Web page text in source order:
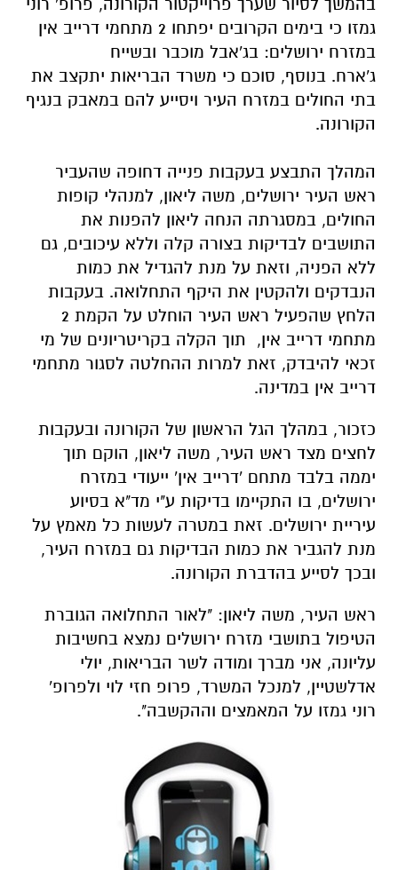
גמזו כי בימים הקרובים יפתחו 2 מתחמי דרייב אין
במזרח ירושלים: בג'אבל מוכבר ובשייח
ג'ארח. בנוסף, סוכם כי משרד הבריאות יתקצב את
בתי החולים במזרח העיר ויסייע להם במאבק בנגיף
הקורונה.
המהלך התבצע בעקבות פנייה דחופה שהעביר
ראש העיר ירושלים, משה ליאון, למנהלי קופות
החולים, במסגרתה הנחה ליאון להפנות את
התושבים לבדיקות בצורה קלה וללא עיכובים, גם
ללא הפניה, וזאת על מנת להגדיל את כמות
הנבדקים ולהקטין את היקף התחלואה. בעקבות
הלחץ שהפעיל ראש העיר הוחלט על הקמת 2
מתחמי דרייב אין, תוך הקלה בקריטריונים של מי
זכאי להיבדק, זאת למרות ההחלטה לסגור מתחמי
דרייב אין במדינה.
כזכור, במהלך הגל הראשון של הקורונה ובעקבות
לחצים מצד ראש העיר, משה ליאון, הוקם תוך
יממה בלבד מתחם 'דרייב אין' ייעודי במזרח
ירושלים, בו התקיימו בדיקות ע"י מד"א בסיוע
עיריית ירושלים. זאת במטרה לעשות כל מאמץ על
מנת להגביר את כמות הבדיקות גם במזרח העיר,
ובכך לסייע בהדברת הקורונה.
ראש העיר, משה ליאון: "לאור התחלואה הגוברת
הטיפול בתושבי מזרח ירושלים נמצא בחשיבות
עליונה, אני מברך ומודה לשר הבריאות, יולי
אדלשטיין, למנכל המשרד, פרופ חזי לוי ולפרופ'
רוני גמזו על המאמצים וההקשבה".